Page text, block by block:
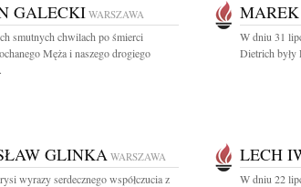
GALECKI WARSZAWA
smutnych chwilach po śmierci
Męża i naszego drogiego
W dniu 31
Dietrich były
GLINKA WARSZAWA
wyrazy serdecznego współczucia z
LECH
W dniu 22